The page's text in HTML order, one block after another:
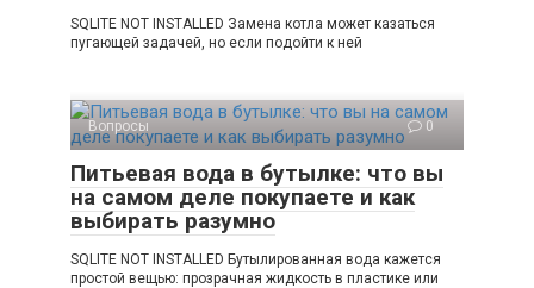
SQLITE NOT INSTALLED Замена котла может казаться
пугающей задачей, но если подойти к ней
Вопросы 0
Питьевая вода в бутылке: что вы
на самом деле покупаете и как
выбирать разумно
SQLITE NOT INSTALLED Бутылированная вода кажется
простой вещью: прозрачная жидкость в пластике или